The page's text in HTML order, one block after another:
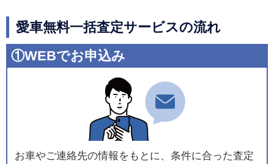
愛車無料一括査定サービスの流れ
①WEBでお申込み
お車やご連絡先の情報をもとに、条件に合った査定